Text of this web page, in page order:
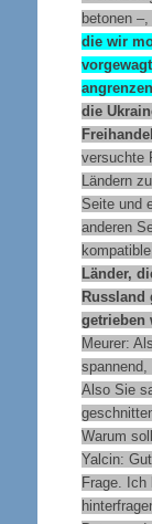
betonen –,
die wir
die
versuchte
Ländern
Seite und
anderen
Länder,
Russland
getrieben
Meurer:
spannend,
Also Sie
Warum
Yalcin:
Frage. Ich